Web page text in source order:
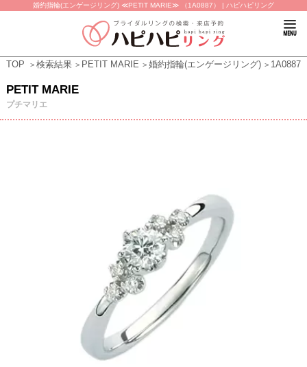
婚約指輪(エンゲージリング) ≪PETIT MARIE≫ （1A0887） | ハピハピリング
TOP 検索結果 PETIT MARIE 婚約指輪(エンゲージリング) 1A0887
PETIT MARIE
プチマリエ